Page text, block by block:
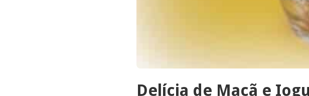
Delícia de Macã e